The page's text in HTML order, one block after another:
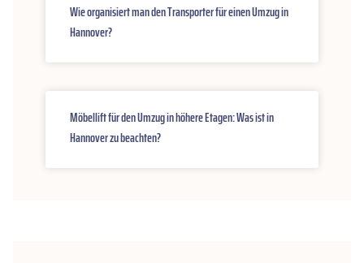
Wie organisiert man den Transporter für einen Umzug in
Hannover?
Möbellift für den Umzug in höhere Etagen: Was ist in
Hannover zu beachten?